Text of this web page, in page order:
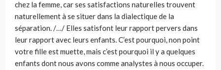
chez la femme, car ses satisfactions naturelles trouvent
naturellement à se situer dans la dialectique de la
séparation. /…/ Elles satisfont leur rapport pervers dans
leur rapport avec leurs enfants. C’est pourquoi, non point
votre fille est muette, mais c’est pourquoi il y a quelques
enfants dont nous avons comme analystes à nous occuper.